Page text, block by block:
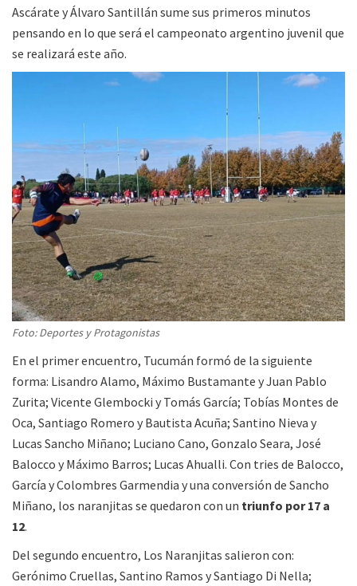
Ascárate y Álvaro Santillán sume sus primeros minutos
pensando en lo que será el campeonato argentino juvenil que
se realizará este año.
Foto: Deportes y Protagonistas
En el primer encuentro, Tucumán formó de la siguiente
forma: Lisandro Alamo, Máximo Bustamante y Juan Pablo
Zurita; Vicente Glembocki y Tomás García; Tobías Montes de
Oca, Santiago Romero y Bautista Acuña; Santino Nieva y
Lucas Sancho Miñano; Luciano Cano, Gonzalo Seara, José
Balocco y Máximo Barros; Lucas Ahualli. Con tries de Balocco,
García y Colombres Garmendia y una conversión de Sancho
Miñano, los naranjitas se quedaron con un triunfo por 17 a
12.
Del segundo encuentro, Los Naranjitas salieron con:
Gerónimo Cruellas, Santino Ramos y Santiago Di Nella;